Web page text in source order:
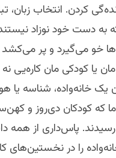
کردن. انتخاب
به دست خود نوزاد
خو می‌گیرد و پر
یا کودکی مان کاره‌یی
یک خانه‌واده، شناسه یا
که کودکان دی‌روز و
رسیدند.‌ پاس‌داری از
را در نخستین‌های